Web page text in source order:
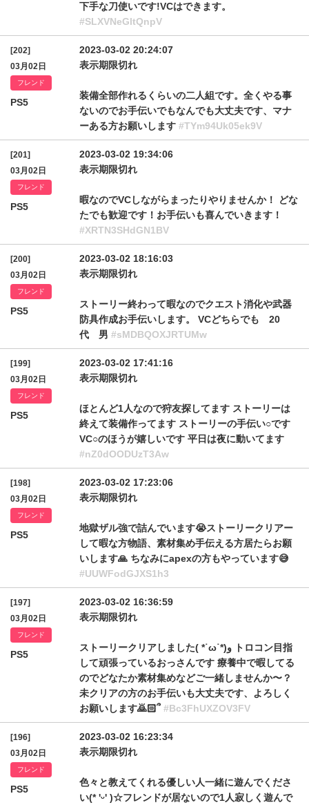
下手な刀使いです!VCはできます。
#SLXVNeGltQnpV
[202]
03月02日
フレンド
PS5
2023-03-02 20:24:07
表示期限切れ
装備全部作れるくらいの二人組です。全くやる事
ないのでお手伝いでもなんでも大丈夫です、マナ
ーある方お願いします #TYm94Uk05ek9V
[201]
03月02日
フレンド
PS5
2023-03-02 19:34:06
表示期限切れ
暇なのでVCしながらまったりやりませんか！ どな
たでも歓迎です！お手伝いも喜んでいきます！
#XRTN3SHdGN1BV
[200]
03月02日
フレンド
PS5
2023-03-02 18:16:03
表示期限切れ
ストーリー終わって暇なのでクエスト消化や武器
防具作成お手伝いします。 VCどちらでも 20
代 男 #sMDBQOXJRTUMw
[199]
03月02日
フレンド
PS5
2023-03-02 17:41:16
表示期限切れ
ほとんど1人なので狩友探してます ストーリーは
終えて装備作ってます ストーリーの手伝い○です
VC○のほうが嬉しいです 平日は夜に動いてます
#nZ0dOODUzT3Aw
[198]
03月02日
フレンド
PS5
2023-03-02 17:23:06
表示期限切れ
地獄ザル強で詰んでいます😭ストーリークリアー
して暇な方物語、素材集め手伝える方居たらお願
いします🙏 ちなみにapexの方もやっています😅
#UUWFodGJXS1h3
[197]
03月02日
フレンド
PS5
2023-03-02 16:36:59
表示期限切れ
ストーリークリアしました( *˙ω˙*)و トロコン目指
して頑張っているおっさんです 療養中で暇してる
のでどなたか素材集めなどご一緒しませんか〜？
未クリアの方のお手伝いも大丈夫です、よろしく
お願いします🙇🏻՞#Bc3FhUXZOV3FV
[196]
03月02日
フレンド
PS5
2023-03-02 16:23:34
表示期限切れ
色々と教えてくれる優しい人一緒に遊んでくださ
い(* 'ᵕ' )☆フレンドが居ないので1人寂しく遊んで